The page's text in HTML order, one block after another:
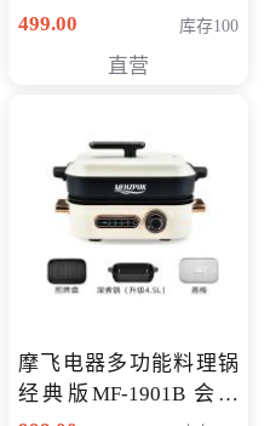
享价288元
499.00 库存100
直营
摩飞电器多功能料理锅
经典版MF-1901B 会员